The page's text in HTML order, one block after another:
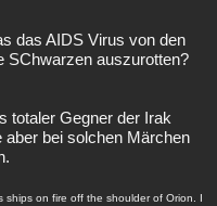
Gaming
Neue Geschlossen
das AIDS Virus von den
SChwarzen auszurotten?
totaler Gegner der Irak
aber bei solchen Märchen
ships on fire off the shoulder of Orion. I